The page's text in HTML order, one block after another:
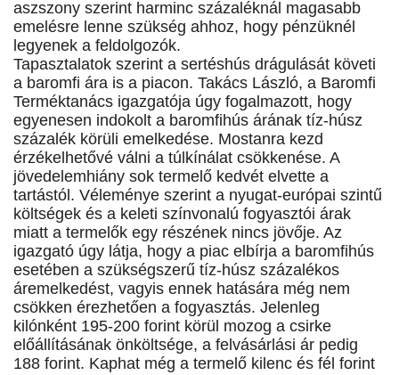
aszszony szerint harminc százaléknál magasabb
emelésre lenne szükség ahhoz, hogy pénzüknél
legyenek a feldolgozók.
Tapasztalatok szerint a sertéshús drágulását követi
a baromfi ára is a piacon. Takács László, a Baromfi
Terméktanács igazgatója úgy fogalmazott, hogy
egyenesen indokolt a baromfihús árának tíz-húsz
százalék körüli emelkedése. Mostanra kezd
érzékelhetővé válni a túlkínálat csökkenése. A
jövedelemhiány sok termelő kedvét elvette a
tartástól. Véleménye szerint a nyugat-európai szintű
költségek és a keleti színvonalú fogyasztói árak
miatt a termelők egy részének nincs jövője. Az
igazgató úgy látja, hogy a piac elbírja a baromfihús
esetében a szükségszerű tíz-húsz százalékos
áremelkedést, vagyis ennek hatására még nem
csökken érezhetően a fogyasztás. Jelenleg
kilónként 195-200 forint körül mozog a csirke
előállításának önköltsége, a felvásárlási ár pedig
188 forint. Kaphat még a termelő kilenc és fél forint